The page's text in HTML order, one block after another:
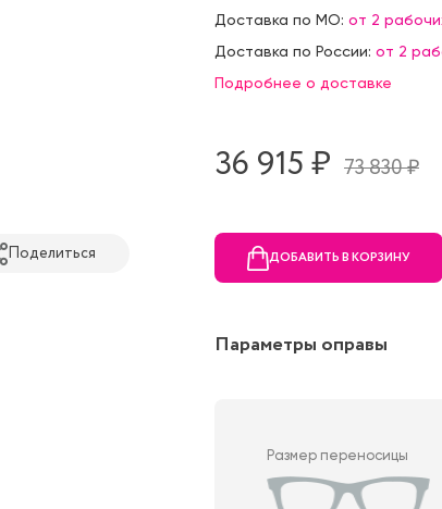
Поделиться
Доставка по МО: от 2
Доставка по России: от 2
Подробнее о доставке
36 915 ₷ 73 830 ₷
ДОБАВИТЬ В КОРЗИНУ
Параметры оправы
Размер переносицы